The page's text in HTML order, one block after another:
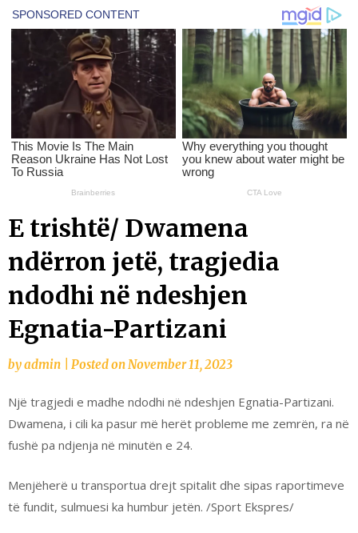
E trishtë/ Dwamena
ndërron jetë, tragjedia
ndodhi në ndeshjen
Egnatia-Partizani
byadmin Posted onNovember 11, 2023
Një tragjedi e madhe ndodhi në ndeshjen Egnatia-Partizani.
Dwamena, i cili ka pasur më herët probleme me zemrën, ra në
fushë pa ndjenja në minutën e 24.
Menjëherë u transportua drejt spitalit dhe sipas raportimeve
të fundit, sulmuesi ka humbur jetën. /Sport Ekspres/